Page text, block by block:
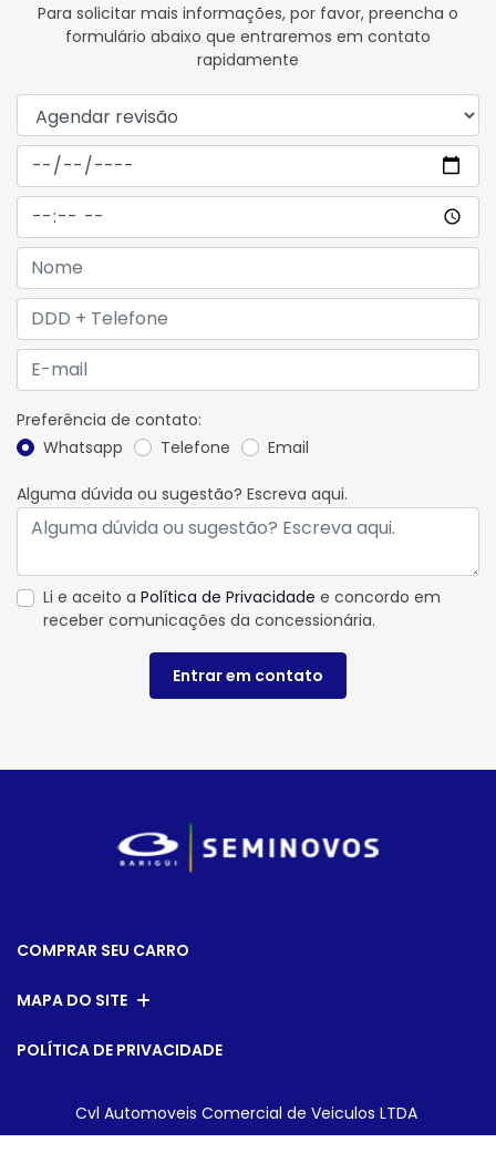
Para solicitar mais informações, por favor, preencha o
formulário abaixo que entraremos em contato
rapidamente
Preferência de contato:
Whatsapp
Telefone Email
Alguma dúvida ou sugestão? Escreva aqui.
Li e aceito a Política de Privacidade e concordo em
receber comunicações da concessionária.
Entrar em contato
COMPRAR SEU CARRO
MAPA DO SITE
POLÍTICA DE PRIVACIDADE
Cvl Automoveis Comercial de Veiculos LTDA